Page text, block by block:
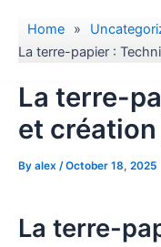
Home »
La terre-papier :
La terre-
et création
By alex /October 18, 2025
La terre-